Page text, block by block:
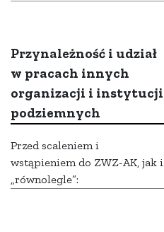
Przynależność i udział
w pracach innych
organizacji i instytucji
podziemnych
Przed scaleniem i
wstąpieniem do ZWZ-AK, jak i
„równolegle”: